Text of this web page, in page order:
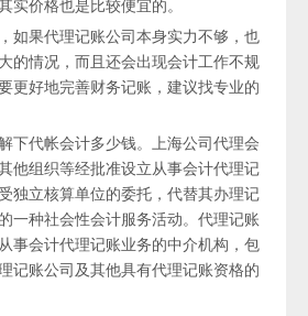
实价格也是比较便宜的。
如果代理记账公司本身实力不够，也
的情况，而且还会出现会计工作不规
更好地完善财务记账，建议找专业的
下代帐会计多少钱。上海公司代理会
他组织等经批准设立从事会计代理记
独立核算单位的委托，代替其办理记
一种社会性会计服务活动。代理记账
事会计代理记账业务的中介机构，包
记账公司及其他具有代理记账资格的